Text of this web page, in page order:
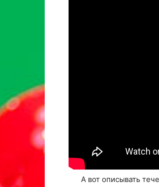
А вот описывать